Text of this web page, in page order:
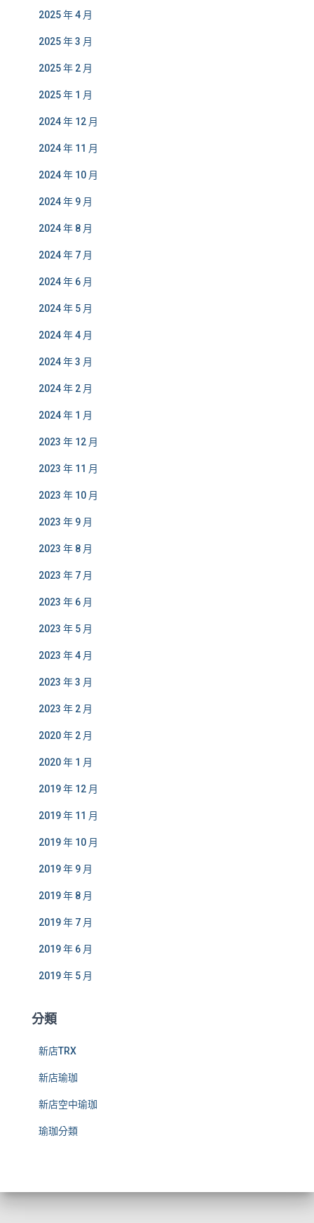
2025 年 4 月
2025 年 3 月
2025 年 2 月
2025 年 1 月
2024 年 12 月
2024 年 11 月
2024 年 10 月
2024 年 9 月
2024 年 8 月
2024 年 7 月
2024 年 6 月
2024 年 5 月
2024 年 4 月
2024 年 3 月
2024 年 2 月
2024 年 1 月
2023 年 12 月
2023 年 11 月
2023 年 10 月
2023 年 9 月
2023 年 8 月
2023 年 7 月
2023 年 6 月
2023 年 5 月
2023 年 4 月
2023 年 3 月
2023 年 2 月
2020 年 2 月
2020 年 1 月
2019 年 12 月
2019 年 11 月
2019 年 10 月
2019 年 9 月
2019 年 8 月
2019 年 7 月
2019 年 6 月
2019 年 5 月
分類
新店TRX
新店瑜珈
新店空中瑜珈
瑜珈分類